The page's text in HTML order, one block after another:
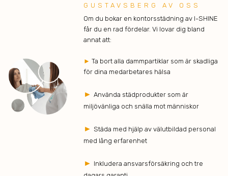
GUSTAVSBERG AV OSS
Om du bokar en kontorsstädning av I-SHINE
får du en rad fördelar. Vi lovar dig bland
annat att:
►Ta bort alla dammpartiklar som är skadliga
för dina medarbetares hälsa
►Använda städprodukter som är
miljövänliga och snälla mot människor
► Städa med hjälp av välutbildad personal
med lång erfarenhet
► Inkludera ansvarsförsäkring och tre